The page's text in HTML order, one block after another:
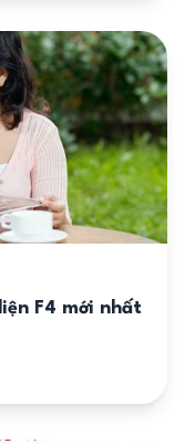
F4 mới nhất